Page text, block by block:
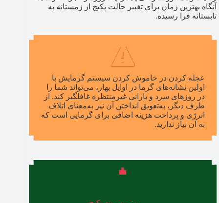
آنگاه بهترین زمان برای تغییر حالت پکیج از زمستانه به
تابستانه فرا رسیده.
عجله کردن در خاموش کردن سیستم گرمایش با
اولین نشانه‌های گرما در اوایل بهار، می‌تواند شما را
در روزهای سرد و بارانی غیرمنتظره غافلگیر کند. از
طرف دیگر، به‌تعویق انداختن آن نیز به‌معنای اتلاف
انرژی و پرداخت هزینه اضافی برای گرمایی است که
به آن نیاز ندارید.